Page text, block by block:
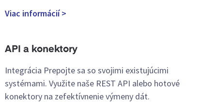
Viac informácií >
API a konektory
Integrácia Prepojte sa so svojimi existujúcimi
systémami. Využite naše REST API alebo hotové
konektory na zefektívnenie výmeny dát.